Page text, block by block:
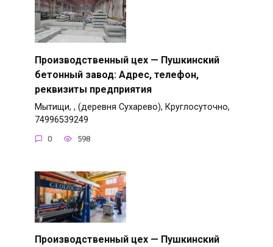
Производственный цех — Пушкинский
бетонный завод: Адрес, телефон,
реквизиты предприятия
Мытищи, , (деревня Сухарево), Круглосуточно,
74996539249
0 598
Производственный цех — Пушкинский